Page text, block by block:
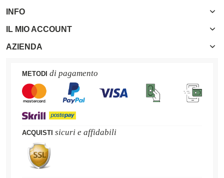
INFO
IL MIO ACCOUNT
AZIENDA
METODI di pagamento
ACQUISTI sicuri e affidabili